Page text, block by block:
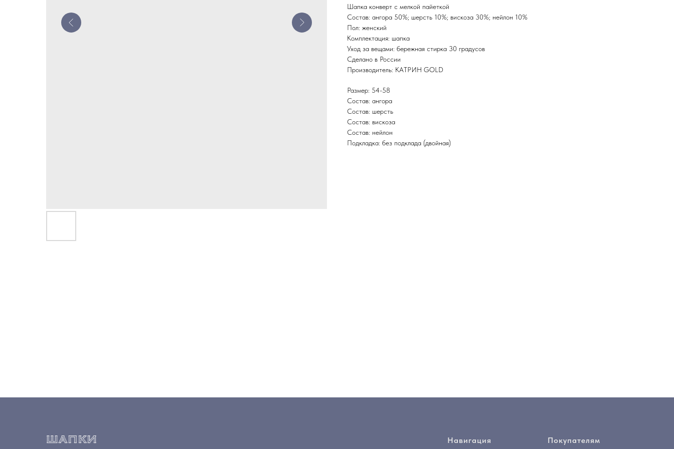
Шапка конверт с мелкой пайеткой
Состав: ангора 50%; шерсть 10%; вискоза 30%; нейлон 10%
Пол: женский
Комплектация: шапка
Уход за вещами: бережная стирка 30 градусов
Сделано в России
Производитель: КАТРИН GOLD
Размер: 54-58
Состав: ангора
Состав: шерсть
Состав: вискоза
Состав: нейлон
Подкладка: без подклада (двойная)
Навигация Покупателям